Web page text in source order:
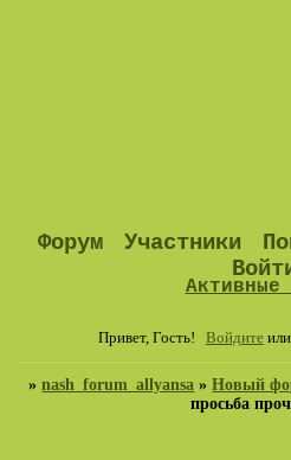
Форум Участники
Активные
Привет, Гость! Войдитеили
»nash_forum_allyansa »Новый
просьба